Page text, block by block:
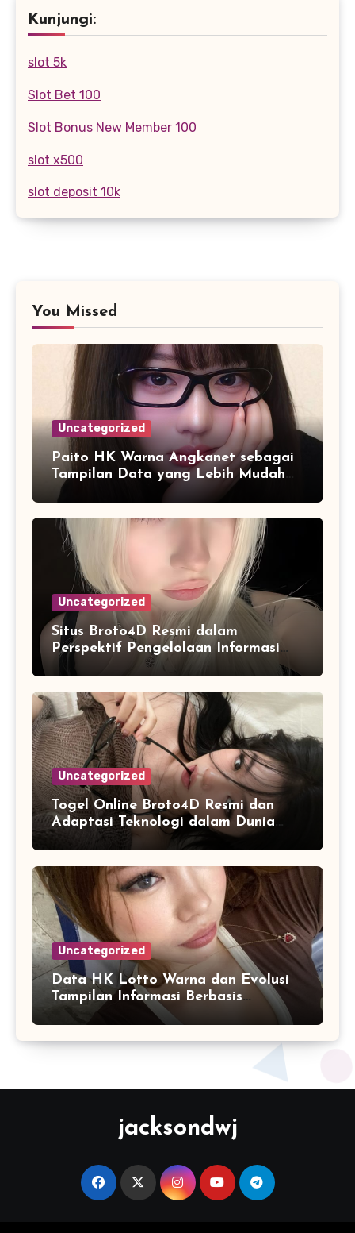
Kunjungi:
slot 5k
Slot Bet 100
Slot Bonus New Member 100
slot x500
slot deposit 10k
You Missed
Uncategorized
Paito HK Warna Angkanet sebagai
Tampilan Data yang Lebih Mudah
Dipahami dan Dianalisis
Uncategorized
Situs Broto4D Resmi dalam
Perspektif Pengelolaan Informasi
dan Penyajian Data Harian
Uncategorized
Togel Online Broto4D Resmi dan
Adaptasi Teknologi dalam Dunia
Permainan
Uncategorized
Data HK Lotto Warna dan Evolusi
Tampilan Informasi Berbasis
Visualisasi Digital
jacksondwj